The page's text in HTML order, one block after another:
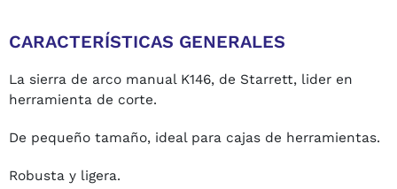
CARACTERÍSTICAS GENERALES
La sierra de arco manual K146, de Starrett, lider en
herramienta de corte.
De pequeño tamaño, ideal para cajas de herramientas.
Robusta y ligera.